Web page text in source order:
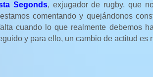
Segonds, exjugador de rugby, que
comentando y quejándonos
cuando lo que realmente debemos
y para ello, un cambio de actitud es